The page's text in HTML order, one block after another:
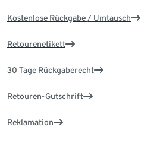
Kostenlose Rückgabe / Umtausch
Retourenetikett
30 Tage Rückgaberecht
Retouren-Gutschrift
Reklamation